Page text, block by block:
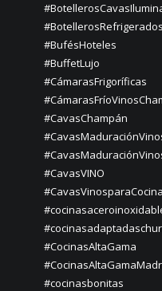
#BotellerosRefrigerados
#BufésHoteles
#BuffetLujo
#CámarasFrigoríficas
#CavasChampán
#CavasVINO
#CocinasAltaGama
#cocinasbonitas